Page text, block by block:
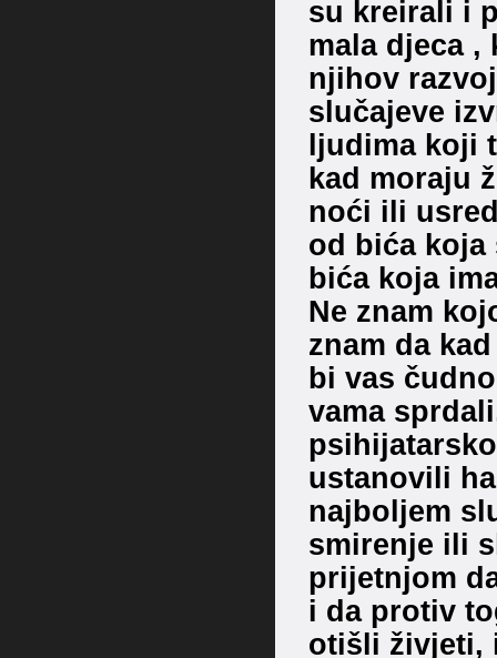
su kreirali i
mala djeca
njihov
slučajeve
ljudima koji
kad moraju
noći ili
od bića
bića koja
Ne znam
znam da
bi vas
vama
ustanovili
najboljem
smirenje ili
prijetnjom
i da protiv
otišli živjeti,